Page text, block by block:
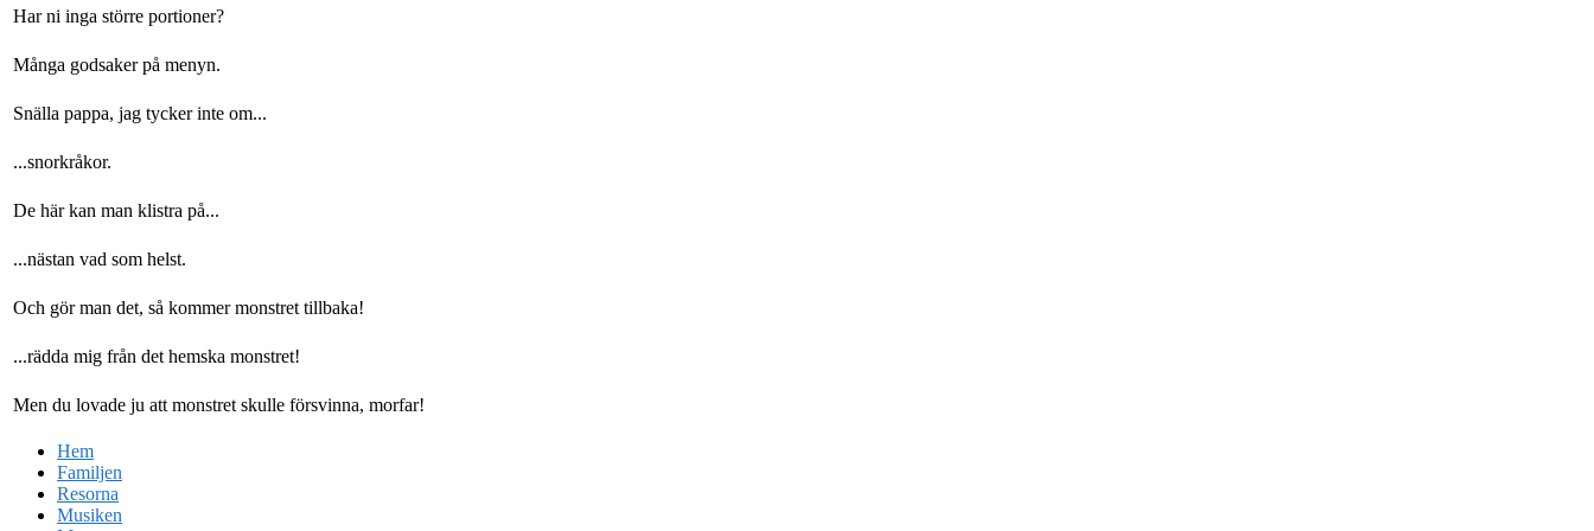
Har ni inga större portioner?
Många godsaker på menyn.
Snälla pappa, jag tycker inte om...
...snorkråkor.
De här kan man klistra på...
...nästan vad som helst.
Och gör man det, så kommer monstret tillbaka!
...rädda mig från det hemska monstret!
Men du lovade ju att monstret skulle försvinna, morfar!
Hem
Familjen
Resorna
Musiken